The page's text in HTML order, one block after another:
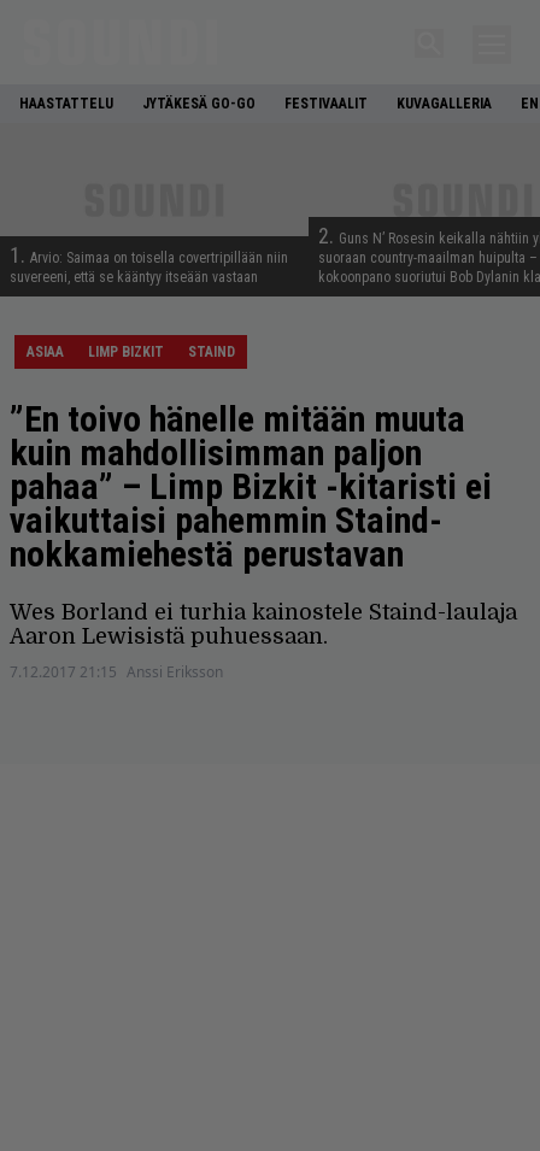
HAASTATTELU JYTÄKESÄ GO-GO FESTIVAALIT KUVAGALLERIA
1. Arvio: Saimaa on toisella covertripillään niin
suvereeni, että se kääntyy itseään vastaan
2. Guns N’ Rosesin keikalla nähtiin
suoraan country-maailman huipulta
kokoonpano suoriutui Bob Dylanin
ASIAA LIMP BIZKIT STAIND
”En toivo hänelle mitään muuta
kuin mahdollisimman paljon
pahaa” – Limp Bizkit -kitaristi ei
vaikuttaisi pahemmin Staind-
nokkamiehestä perustavan
Wes Borland ei turhia kainostele Staind-laulaja
Aaron Lewisistä puhuessaan.
7.12.2017 21:15 Anssi Eriksson